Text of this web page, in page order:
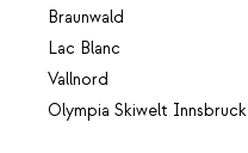
Braunwald
Lac Blanc
Vallnord
Olympia Skiwelt Innsbruck